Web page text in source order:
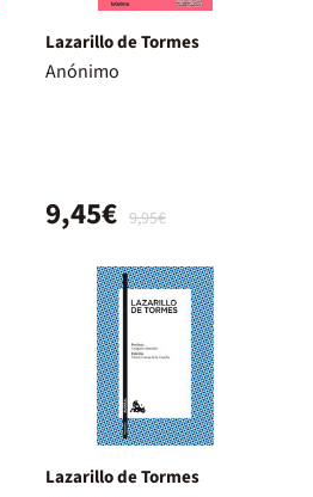
Lazarillo de Tormes
Anónimo
9,95€
9,45€
Lazarillo de Tormes